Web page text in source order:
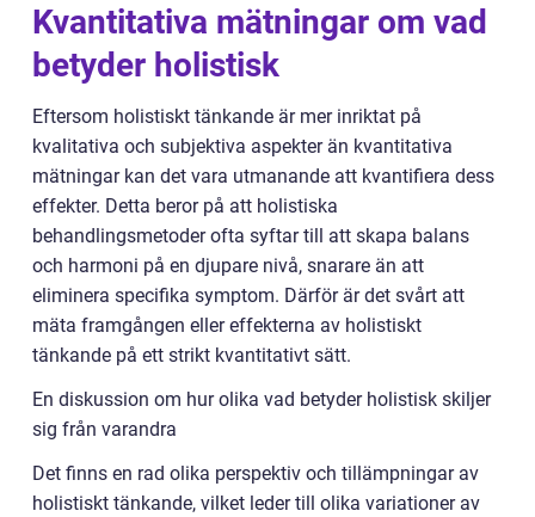
Kvantitativa mätningar om vad
betyder holistisk
Eftersom holistiskt tänkande är mer inriktat på
kvalitativa och subjektiva aspekter än kvantitativa
mätningar kan det vara utmanande att kvantifiera dess
effekter. Detta beror på att holistiska
behandlingsmetoder ofta syftar till att skapa balans
och harmoni på en djupare nivå, snarare än att
eliminera specifika symptom. Därför är det svårt att
mäta framgången eller effekterna av holistiskt
tänkande på ett strikt kvantitativt sätt.
En diskussion om hur olika vad betyder holistisk skiljer
sig från varandra
Det finns en rad olika perspektiv och tillämpningar av
holistiskt tänkande, vilket leder till olika variationer av